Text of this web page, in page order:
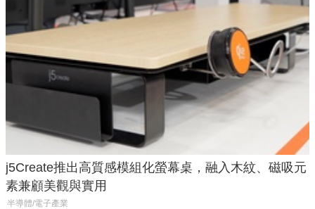
j5Create推出高質感模組化螢幕桌，融入木紋、磁吸元
素兼顧美觀與實用
半導體/電子產業